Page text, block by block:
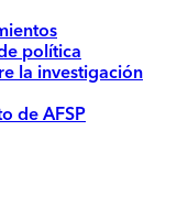
política
la investigación
de AFSP